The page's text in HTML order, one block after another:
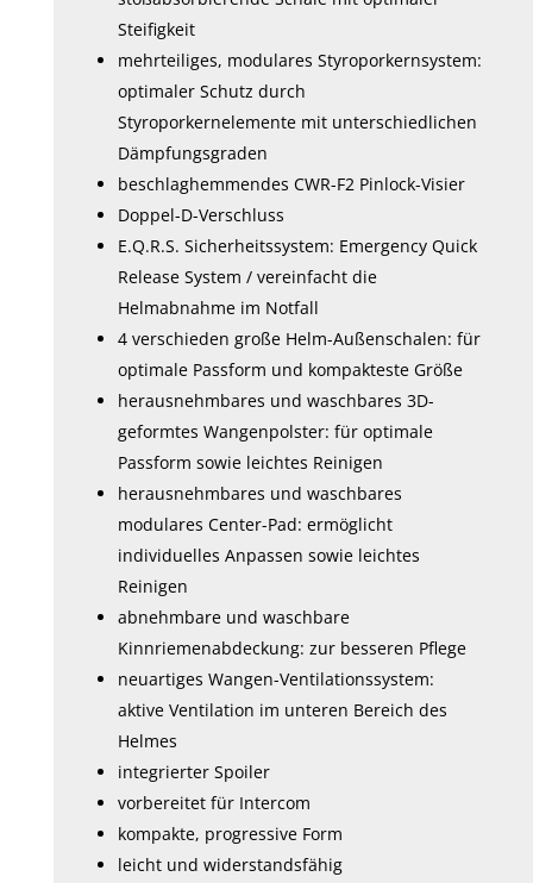
Steifigkeit
mehrteiliges, modulares Styroporkernsystem:
optimaler Schutz durch
Styroporkernelemente mit unterschiedlichen
Dämpfungsgraden
beschlaghemmendes CWR-F2 Pinlock-Visier
Doppel-D-Verschluss
E.Q.R.S. Sicherheitssystem: Emergency Quick
Release System / vereinfacht die
Helmabnahme im Notfall
4 verschieden große Helm-Außenschalen: für
optimale Passform und kompakteste Größe
herausnehmbares und waschbares 3D-
geformtes Wangenpolster: für optimale
Passform sowie leichtes Reinigen
herausnehmbares und waschbares
modulares Center-Pad: ermöglicht
individuelles Anpassen sowie leichtes
Reinigen
abnehmbare und waschbare
Kinnriemenabdeckung: zur besseren Pflege
neuartiges Wangen-Ventilationssystem:
aktive Ventilation im unteren Bereich des
Helmes
integrierter Spoiler
vorbereitet für Intercom
kompakte, progressive Form
leicht und widerstandsfähig